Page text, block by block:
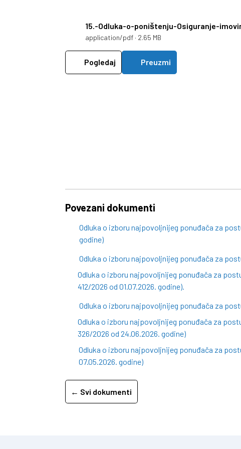
15.-Odluka-o-poništenju-Osiguranje-
application/pdf · 2.65 MB
Pogledaj Preuzmi
Povezani dokumenti
Odluka o izboru najpovoljnijeg ponuđača za
godine)
Odluka o izboru najpovoljnijeg ponuđača za
Odluka o izboru najpovoljnijeg ponuđača za
412/2026 od 01.07.2026. godine).
Odluka o izboru najpovoljnijeg ponuđača za
Odluka o izboru najpovoljnijeg ponuđača za
326/2026 od 24.06.2026. godine)
Odluka o izboru najpovoljnijeg ponuđača za
07.05.2026. godine)
← Svi dokumenti